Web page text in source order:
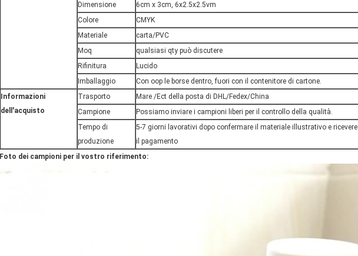
Dimensione
6cm x 3cm, 6x2.5x2.5vm
Colore
CMYK
Materiale
carta/PVC
Moq
qualsiasi qty può discutere
Rifinitura
Lucido
Imballaggio
Con oop le borse dentro, fuori con il contenitore di cartone.
Informazioni
dell'acquisto
Trasporto
Mare /Ect della posta di DHL/Fedex/China
Campione
Possiamo inviare i campioni liberi per il controllo della qualità.
Tempo di
produzione
5-7 giorni lavorativi dopo confermare il materiale illustrativo e ricevere
il pagamento
Foto dei campioni per il vostro riferimento: